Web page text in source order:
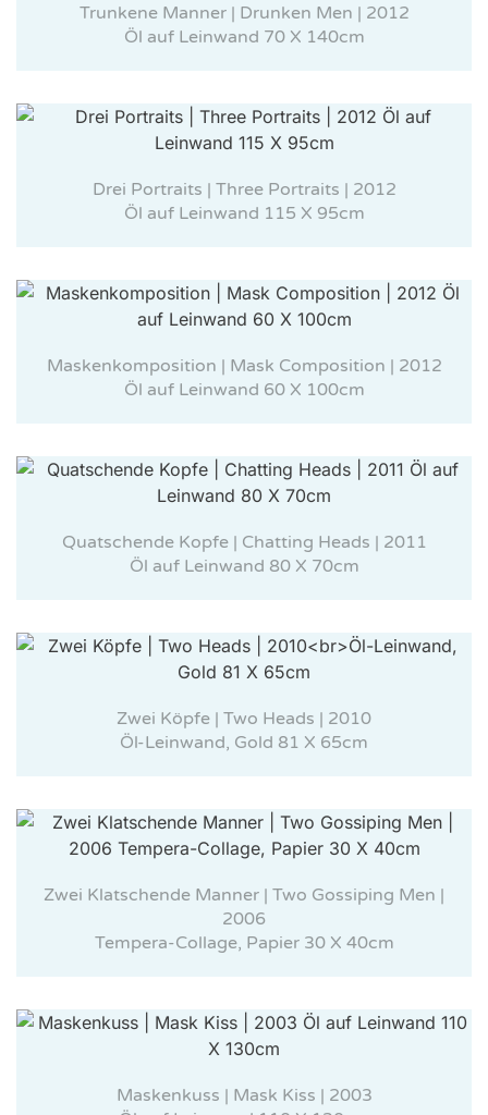
Trunkene Manner | Drunken Men | 2012
Öl auf Leinwand 70 X 140cm
Drei Portraits | Three Portraits | 2012
Öl auf Leinwand 115 X 95cm
Maskenkomposition | Mask Composition | 2012
Öl auf Leinwand 60 X 100cm
Quatschende Kopfe | Chatting Heads | 2011
Öl auf Leinwand 80 X 70cm
Zwei Köpfe | Two Heads | 2010
Öl-Leinwand, Gold 81 X 65cm
Zwei Klatschende Manner | Two Gossiping Men |
2006
Tempera-Collage, Papier 30 X 40cm
Maskenkuss | Mask Kiss | 2003